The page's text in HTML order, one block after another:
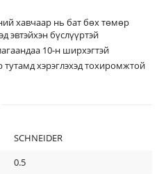
нь бат бөх төмөр
эвтэйхэн бүслүүртэй
10-н ширхэгтэй
тохиромжтой
SCHNEIDER
0.5